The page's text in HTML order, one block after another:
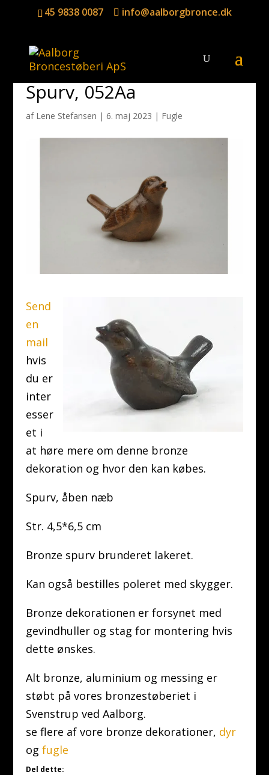
45 9838 0087 info@aalborgbronce.dk
Spurv, 052Aa
af Lene Stefansen | 6. maj 2023 | Fugle
Send
en
mail
hvis
du er
inter
esser
et i
at høre mere om denne bronze
dekoration og hvor den kan købes.
Spurv, åben næb
Str. 4,5*6,5 cm
Bronze spurv brunderet lakeret.
Kan også bestilles poleret med skygger.
Bronze dekorationen er forsynet med
gevindhuller og stag for montering hvis
dette ønskes.
Alt bronze, aluminium og messing er
støbt på vores bronzestøberiet i
Svenstrup ved Aalborg.
se flere af vore bronze dekorationer, dyr
og fugle
Del dette: